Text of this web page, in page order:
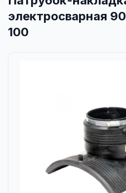
электросварная
100